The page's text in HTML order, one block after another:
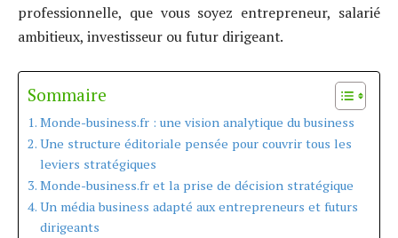
professionnelle, que vous soyez entrepreneur, salarié
ambitieux, investisseur ou futur dirigeant.
Sommaire
Monde-business.fr : une vision analytique du business
Une structure éditoriale pensée pour couvrir tous les
leviers stratégiques
Monde-business.fr et la prise de décision stratégique
Un média business adapté aux entrepreneurs et futurs
dirigeants